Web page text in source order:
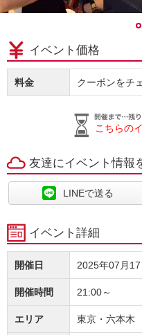
イベント価格
料金 クーポンをチ
こちらの
友達にイベント情報
LINEで送る
イベント詳細
開催日 2025年07月
開催時間 21:00～
エリア 東京・六本木